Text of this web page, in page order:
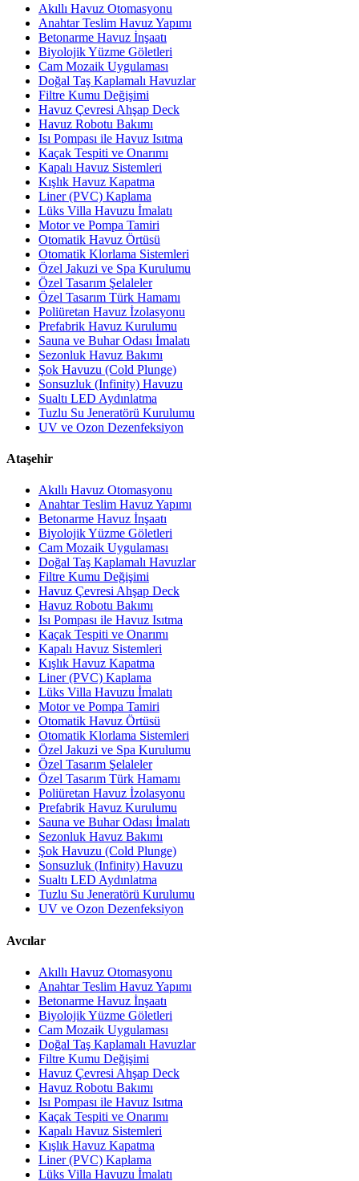
Akıllı Havuz Otomasyonu
Anahtar Teslim Havuz Yapımı
Betonarme Havuz İnşaatı
Biyolojik Yüzme Göletleri
Cam Mozaik Uygulaması
Doğal Taş Kaplamalı Havuzlar
Filtre Kumu Değişimi
Havuz Çevresi Ahşap Deck
Havuz Robotu Bakımı
Isı Pompası ile Havuz Isıtma
Kaçak Tespiti ve Onarımı
Kapalı Havuz Sistemleri
Kışlık Havuz Kapatma
Liner (PVC) Kaplama
Lüks Villa Havuzu İmalatı
Motor ve Pompa Tamiri
Otomatik Havuz Örtüsü
Otomatik Klorlama Sistemleri
Özel Jakuzi ve Spa Kurulumu
Özel Tasarım Şelaleler
Özel Tasarım Türk Hamamı
Poliüretan Havuz İzolasyonu
Prefabrik Havuz Kurulumu
Sauna ve Buhar Odası İmalatı
Sezonluk Havuz Bakımı
Şok Havuzu (Cold Plunge)
Sonsuzluk (Infinity) Havuzu
Sualtı LED Aydınlatma
Tuzlu Su Jeneratörü Kurulumu
UV ve Ozon Dezenfeksiyon
Ataşehir
Akıllı Havuz Otomasyonu
Anahtar Teslim Havuz Yapımı
Betonarme Havuz İnşaatı
Biyolojik Yüzme Göletleri
Cam Mozaik Uygulaması
Doğal Taş Kaplamalı Havuzlar
Filtre Kumu Değişimi
Havuz Çevresi Ahşap Deck
Havuz Robotu Bakımı
Isı Pompası ile Havuz Isıtma
Kaçak Tespiti ve Onarımı
Kapalı Havuz Sistemleri
Kışlık Havuz Kapatma
Liner (PVC) Kaplama
Lüks Villa Havuzu İmalatı
Motor ve Pompa Tamiri
Otomatik Havuz Örtüsü
Otomatik Klorlama Sistemleri
Özel Jakuzi ve Spa Kurulumu
Özel Tasarım Şelaleler
Özel Tasarım Türk Hamamı
Poliüretan Havuz İzolasyonu
Prefabrik Havuz Kurulumu
Sauna ve Buhar Odası İmalatı
Sezonluk Havuz Bakımı
Şok Havuzu (Cold Plunge)
Sonsuzluk (Infinity) Havuzu
Sualtı LED Aydınlatma
Tuzlu Su Jeneratörü Kurulumu
UV ve Ozon Dezenfeksiyon
Avcılar
Akıllı Havuz Otomasyonu
Anahtar Teslim Havuz Yapımı
Betonarme Havuz İnşaatı
Biyolojik Yüzme Göletleri
Cam Mozaik Uygulaması
Doğal Taş Kaplamalı Havuzlar
Filtre Kumu Değişimi
Havuz Çevresi Ahşap Deck
Havuz Robotu Bakımı
Isı Pompası ile Havuz Isıtma
Kaçak Tespiti ve Onarımı
Kapalı Havuz Sistemleri
Kışlık Havuz Kapatma
Liner (PVC) Kaplama
Lüks Villa Havuzu İmalatı